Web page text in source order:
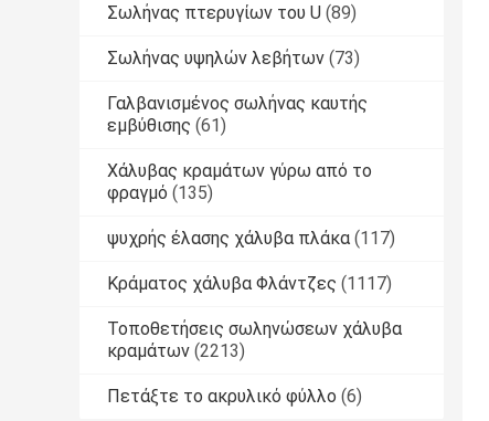
Σωλήνας πτερυγίων του U (89)
Σωλήνας υψηλών λεβήτων (73)
Γαλβανισμένος σωλήνας καυτής
εμβύθισης (61)
Χάλυβας κραμάτων γύρω από το
φραγμό (135)
ψυχρής έλασης χάλυβα πλάκα (117)
Κράματος χάλυβα Φλάντζες (1117)
Τοποθετήσεις σωληνώσεων χάλυβα
κραμάτων (2213)
Πετάξτε το ακρυλικό φύλλο (6)